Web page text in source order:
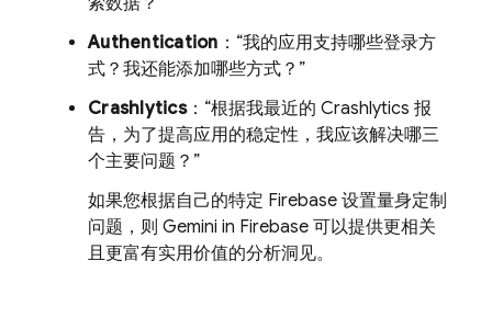
Authentication ：“我的应用支持哪些登录方
式？我还能添加哪些方式？”
Crashlytics：“根据我最近的 Crashlytics 报
告，为了提高应用的稳定性，我应该解决哪三
个主要问题？”
如果您根据自己的特定 Firebase 设置量身定制
问题，则 Gemini in Firebase 可以提供更相关
且更富有实用价值的分析洞见。